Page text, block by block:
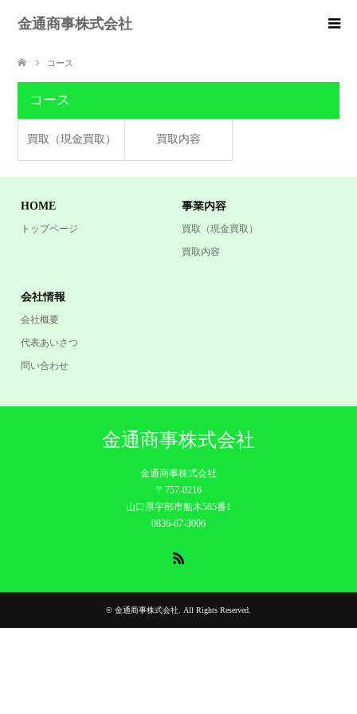
金通商事株式会社
コース
コース
買取（現金買取） 買取内容
HOME
トップページ
事業内容
買取（現金買取）
買取内容
会社情報
会社概要
代表あいさつ
問い合わせ
金通商事株式会社
金通商事株式会社
〒757-0216
山口県宇部市船木585番1
0836-67-3006
© 金通商事株式会社. All Rights Reserved.